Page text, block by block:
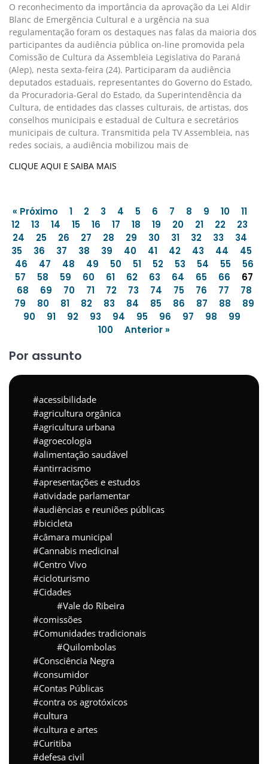
O reconhecimento da importância da aprovação da Lei Aldir
Blanc de Emergência Cultural e a urgência na sua
regulamentação foram os destaques nas falas da maioria dos
participantes da audiência pública on-line promovida pela
Comissão de Cultura da Assembleia Legislativa do Paraná
(Alep), nesta sexta-feira (24). Participaram da audiência
deputados estaduais, representantes do Governo do Estado,
da Procuradoria-Geral do Estado, da Superintendência da
Cultura, de entidades das classes culturais, de artistas, dos
conselhos municipais e estadual de Cultura e secretários
municipais de cultura. Transmitida pela TV Assembleia, nas
redes sociais, a audiência mobilizou mais de
CLIQUE AQUI E SAIBA MAIS
« Próximo 1 2 3 4 5 6 7 8 9 10
11
12
13 14 15 16 17 18 19 20 21 22
23
24
25 26 27 28 29 30 31 32 33
34
35
36 37 38 39 40 41 42 43 44
45
46
47 48 49 50 51 52 53 54 55
56
57
58 59 60 61 62 63 64 65 66
67
68
69 70 71 72 73 74 75 76 77
78
79
80 81 82 83 84 85 86 87 88
89
90
91 92 93 94 95 96 97 98
99
100
Anterior »
Por assunto
acessibilidade
agricultura orgânica
agricultura urbana
agroecologia
alimentação saudável
antirracismo
apresentações e estudos
atividade parlamentar
audiências e reuniões públicas
bicicleta
câmara municipal
Cannabis medicinal
Centro Vivo
cicloturismo
Cidades
Vale do Ribeira
comissões
Comunidades tradicionais
Quilombolas
Consciência Negra
consumidor
Contas Públicas
contra os agrotóxicos
cultura
cultura e artes
Curitiba
defesa civil